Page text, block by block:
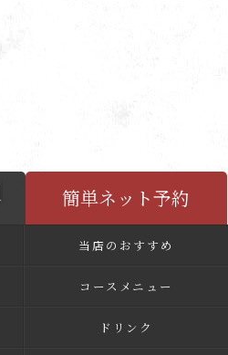
簡単ネット予約
当店のおすすめ
コースメニュー
ドリンク